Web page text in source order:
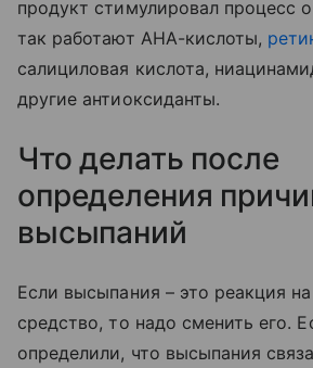
продукт стимулировал процесс
так работают АНА-кислоты,
салициловая кислота,
другие антиоксиданты.
Что делать после
определения
высыпаний
Если высыпания – это реакция
средство, то надо сменить его.
определили, что высыпания